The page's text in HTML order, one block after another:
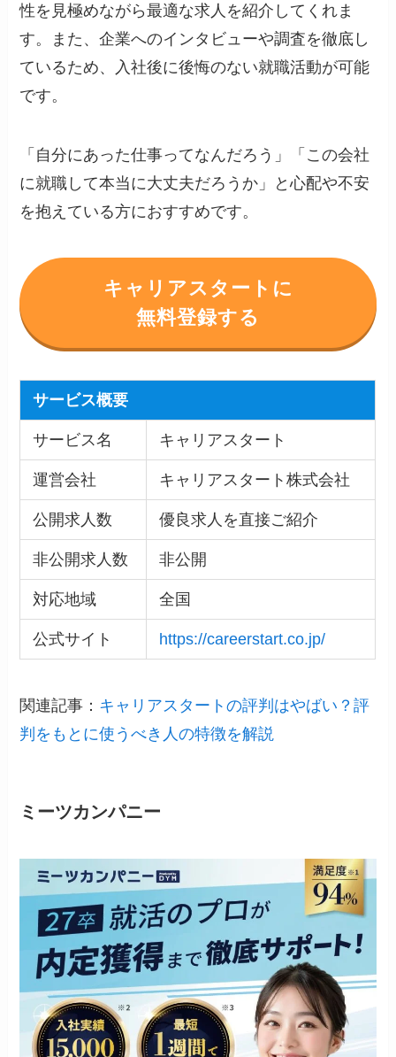
性を見極めながら最適な求人を紹介してくれま
す。また、企業へのインタビューや調査を徹底し
ているため、入社後に後悔のない就職活動が可能
です。
「自分にあった仕事ってなんだろう」「この会社
に就職して本当に大丈夫だろうか」と心配や不安
を抱えている方におすすめです。
キャリアスタートに
無料登録する
サービス概要
サービス名 キャリアスタート
運営会社 キャリアスタート株式会社
公開求人数 優良求人を直接ご紹介
非公開求人数 非公開
対応地域 全国
公式サイト https://careerstart.co.jp/
関連記事： キャリアスタートの評判はやばい？評
判をもとに使うべき人の特徴を解説
ミーツカンパニー